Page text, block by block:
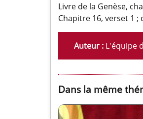
Livre de la Genèse,
Chapitre 16, verset 1 ;
Auteur : L'équipe
Dans la même